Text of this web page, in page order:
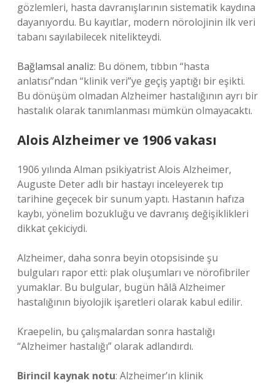
gözlemleri, hasta davranışlarının sistematik kaydına
dayanıyordu. Bu kayıtlar, modern nörolojinin ilk veri
tabanı sayılabilecek nitelikteydi.
Bağlamsal analiz: Bu dönem, tıbbın “hasta
anlatısı”ndan “klinik veri”ye geçiş yaptığı bir eşikti.
Bu dönüşüm olmadan Alzheimer hastalığının ayrı bir
hastalık olarak tanımlanması mümkün olmayacaktı.
Alois Alzheimer ve 1906 vakası
1906 yılında Alman psikiyatrist Alois Alzheimer,
Auguste Deter adlı bir hastayı inceleyerek tıp
tarihine geçecek bir sunum yaptı. Hastanın hafıza
kaybı, yönelim bozukluğu ve davranış değişiklikleri
dikkat çekiciydi.
Alzheimer, daha sonra beyin otopsisinde şu
bulguları rapor etti: plak oluşumları ve nörofibriler
yumaklar. Bu bulgular, bugün hâlâ Alzheimer
hastalığının biyolojik işaretleri olarak kabul edilir.
Kraepelin, bu çalışmalardan sonra hastalığı
“Alzheimer hastalığı” olarak adlandırdı.
Birincil kaynak notu: Alzheimer’ın klinik